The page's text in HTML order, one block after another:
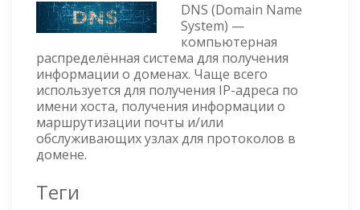
DNS (Domain Name
System) —
компьютерная
распределённая система для получения
информации о доменах. Чаще всего
используется для получения IP-адреса по
имени хоста, получения информации о
маршрутизации почты и/или
обслуживающих узлах для протоколов в
домене.
Теги